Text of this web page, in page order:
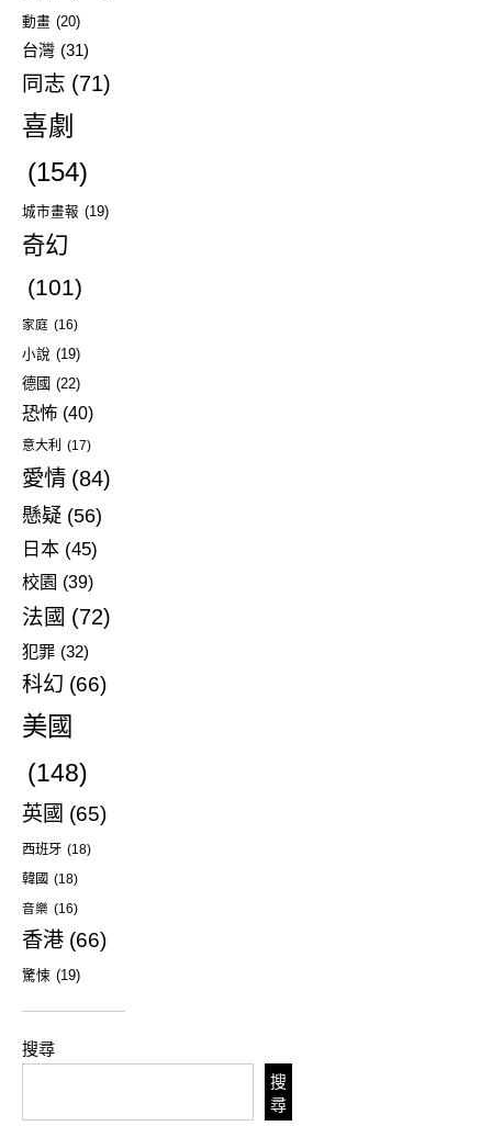
動畫 (20)
台灣 (31)
同志 (71)
喜劇
(154)
城市畫報 (19)
奇幻
(101)
家庭 (16)
小說 (19)
德國 (22)
恐怖 (40)
意大利 (17)
愛情 (84)
懸疑 (56)
日本 (45)
校園 (39)
法國 (72)
犯罪 (32)
科幻 (66)
美國
(148)
英國 (65)
西班牙 (18)
韓國 (18)
音樂 (16)
香港 (66)
驚悚 (19)
搜尋
搜
尋